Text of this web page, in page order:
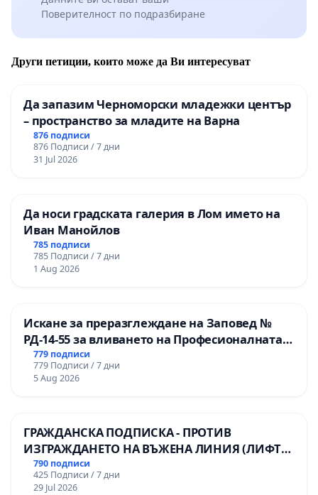
Поверителност по подразбиране
Други петиции, които може да Ви интересуват
Да запазим Черноморски младежки център
– пространство за младите на Варна
876 подписи
876 Подписи / 7 дни
31 Jul 2026
Да носи градската галерия в Лом името на
Иван Манойлов
785 подписи
785 Подписи / 7 дни
1 Aug 2026
Искане за преразглеждане на Заповед №
РД-14-55 за вливането на Професионалната
гимназия по промишлени технологии в
Професионалната гимназия по икономика и
мениджмънт – гр. Пазарджик
779 подписи
779 Подписи / 7 дни
5 Aug 2026
ГРАЖДАНСКА ПОДПИСКА - ПРОТИВ
ИЗГРАЖДАНЕТО НА ВЪЖЕНА ЛИНИЯ (ЛИФТ)
НА ТЕРИТОРИЯТА НА ПРИРОДНА
ЗАБЕЛЕЖИТЕЛНОСТ „ХЪЛМ НА
790 подписи
425 Подписи / 7 дни
29 Jul 2026